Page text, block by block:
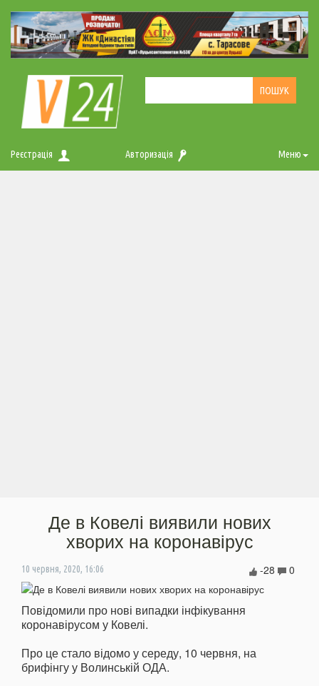
Реєстрація Авторизація Меню
Де в Ковелі виявили нових
хворих на коронавірус
10 червня, 2020, 16:06 0
-28
Повідомили про нові випадки інфікування
коронавірусом у Ковелі.
Про це стало відомо у середу, 10 червня, на
брифінгу у Волинській ОДА.